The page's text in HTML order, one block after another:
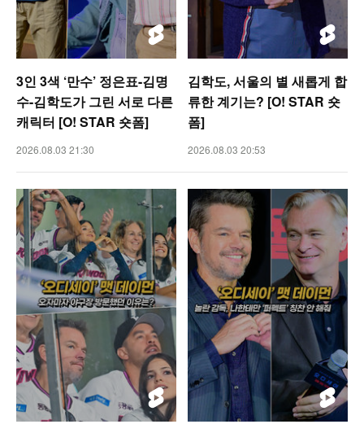
3인 3색 ‘만수’ 정은표-김명
수-김학도가 그린 서로 다른
캐릭터 [O! STAR 숏폼]
2026.08.03 21:30
김학도, 서울의 별 새롭게 합
류한 계기는? [O! STAR 숏
폼]
2026.08.03 20:53